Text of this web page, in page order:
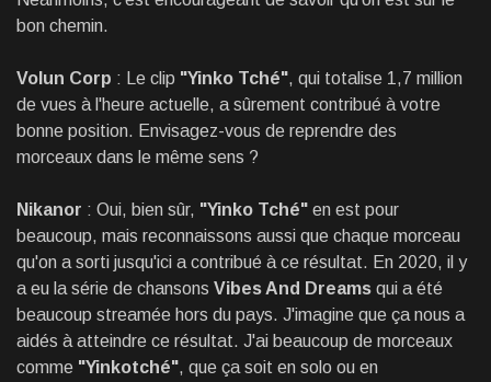
bon chemin.
Volun Corp : Le clip "Yinko Tché", qui totalise 1,7 million
de vues à l'heure actuelle, a sûrement contribué à votre
bonne position. Envisagez-vous de reprendre des
morceaux dans le même sens ?
Nikanor : Oui, bien sûr, "Yinko Tché" en est pour
beaucoup, mais reconnaissons aussi que chaque morceau
qu'on a sorti jusqu'ici a contribué à ce résultat. En 2020, il y
a eu la série de chansons Vibes And Dreams qui a été
beaucoup streamée hors du pays. J'imagine que ça nous a
aidés à atteindre ce résultat. J'ai beaucoup de morceaux
comme "Yinkotché", que ça soit en solo ou en